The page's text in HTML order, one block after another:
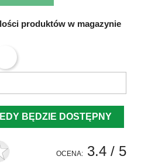
produktów w magazynie
BĘDZIE DOSTĘPNY
OCENA: 3.4 / 5